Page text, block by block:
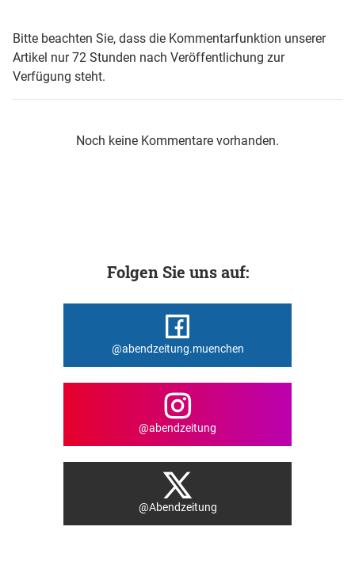
Bitte beachten Sie, dass die Kommentarfunktion unserer
Artikel nur 72 Stunden nach Veröffentlichung zur
Verfügung steht.
Noch keine Kommentare vorhanden.
Folgen Sie uns auf:
@abendzeitung.muenchen
@abendzeitung
@Abendzeitung